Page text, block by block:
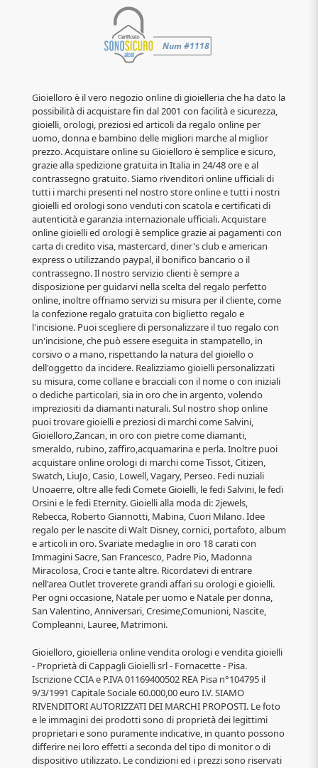
Gioielloro è il vero negozio online di gioielleria che ha dato la
possibilità di acquistare fin dal 2001 con facilità e sicurezza,
gioielli, orologi, preziosi ed articoli da regalo online per
uomo, donna e bambino delle migliori marche al miglior
prezzo. Acquistare online su Gioielloro è semplice e sicuro,
grazie alla spedizione gratuita in Italia in 24/48 ore e al
contrassegno gratuito. Siamo rivenditori online ufficiali di
tutti i marchi presenti nel nostro store online e tutti i nostri
gioielli ed orologi sono venduti con scatola e certificati di
autenticità e garanzia internazionale ufficiali. Acquistare
online gioielli ed orologi è semplice grazie ai pagamenti con
carta di credito visa, mastercard, diner's club e american
express o utilizzando paypal, il bonifico bancario o il
contrassegno. Il nostro servizio clienti è sempre a
disposizione per guidarvi nella scelta del regalo perfetto
online, inoltre offriamo servizi su misura per il cliente, come
la confezione regalo gratuita con biglietto regalo e
l'incisione. Puoi scegliere di personalizzare il tuo regalo con
un'incisione, che può essere eseguita in stampatello, in
corsivo o a mano, rispettando la natura del gioiello o
dell'oggetto da incidere. Realizziamo gioielli personalizzati
su misura, come collane e bracciali con il nome o con iniziali
o dediche particolari, sia in oro che in argento, volendo
impreziositi da diamanti naturali. Sul nostro shop online
puoi trovare gioielli e preziosi di marchi come Salvini,
Gioielloro,Zancan, in oro con pietre come diamanti,
smeraldo, rubino, zaffiro,acquamarina e perla. Inoltre puoi
acquistare online orologi di marchi come Tissot, Citizen,
Swatch, LiuJo, Casio, Lowell, Vagary, Perseo. Fedi nuziali
Unoaerre, oltre alle fedi Comete Gioielli, le fedi Salvini, le fedi
Orsini e le fedi Eternity. Gioielli alla moda di: 2jewels,
Rebecca, Roberto Giannotti, Mabina, Cuori Milano. Idee
regalo per le nascite di Walt Disney, cornici, portafoto, album
e articoli in oro. Svariate medaglie in oro 18 carati con
Immagini Sacre, San Francesco, Padre Pio, Madonna
Miracolosa, Croci e tante altre. Ricordatevi di entrare
nell'area Outlet troverete grandi affari su orologi e gioielli.
Per ogni occasione, Natale per uomo e Natale per donna,
San Valentino, Anniversari, Cresime,Comunioni, Nascite,
Compleanni, Lauree, Matrimoni.
Gioielloro, gioielleria online vendita orologi e vendita gioielli
- Proprietà di Cappagli Gioielli srl - Fornacette - Pisa.
Iscrizione CCIA e P.IVA 01169400502 REA Pisa n°104795 il
9/3/1991 Capitale Sociale 60.000,00 euro I.V. SIAMO
RIVENDITORI AUTORIZZATI DEI MARCHI PROPOSTI. Le foto
e le immagini dei prodotti sono di proprietà dei legittimi
proprietari e sono puramente indicative, in quanto possono
differire nei loro effetti a seconda del tipo di monitor o di
dispositivo utilizzato. Le condizioni ed i prezzi sono riservati